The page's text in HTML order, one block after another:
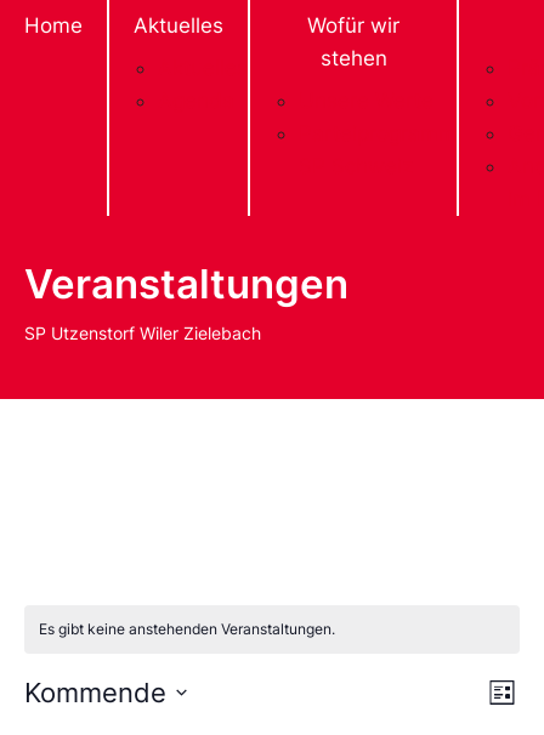
Home
Aktuelles
Wofür wir
stehen
Veranstaltungen
SP Utzenstorf Wiler Zielebach
Es gibt keine anstehenden Veranstaltungen.
Liste
Kommende